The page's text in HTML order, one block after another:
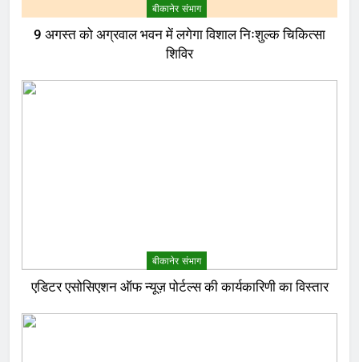
बीकानेर संभाग
9 अगस्त को अग्रवाल भवन में लगेगा विशाल निःशुल्क चिकित्सा
शिविर
बीकानेर संभाग
एडिटर एसोसिएशन ऑफ न्यूज़ पोर्टल्स की कार्यकारिणी का विस्तार